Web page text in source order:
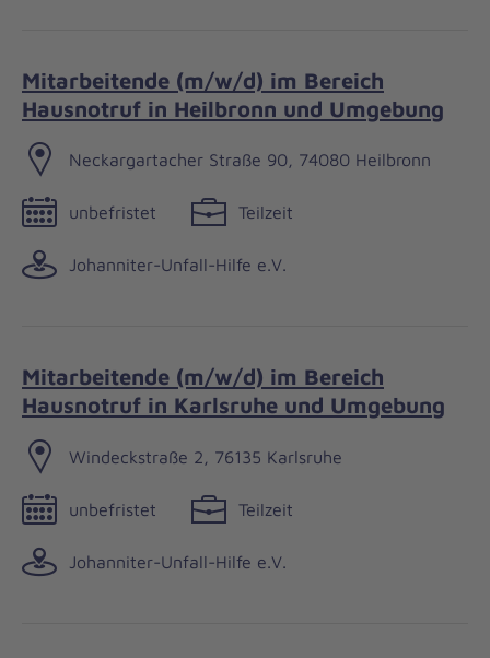
Mitarbeitende (m/w/d) im Bereich
Hausnotruf in Heilbronn und Umgebung
Neckargartacher Straße 90, 74080 Heilbronn
unbefristet Teilzeit
Johanniter-Unfall-Hilfe e.V.
Mitarbeitende (m/w/d) im Bereich
Hausnotruf in Karlsruhe und Umgebung
Windeckstraße 2, 76135 Karlsruhe
unbefristet Teilzeit
Johanniter-Unfall-Hilfe e.V.